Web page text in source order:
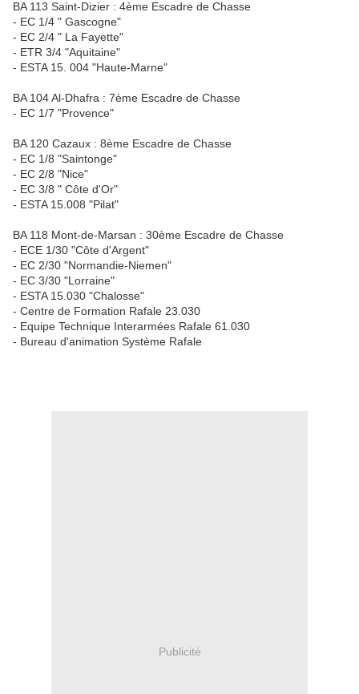
BA 113 Saint-Dizier : 4ème Escadre de Chasse
- EC 1/4 " Gascogne"
- EC 2/4 " La Fayette"
- ETR 3/4 "Aquitaine"
- ESTA 15. 004 "Haute-Marne"
BA 104 Al-Dhafra : 7ème Escadre de Chasse
- EC 1/7 "Provence"
BA 120 Cazaux : 8ème Escadre de Chasse
- EC 1/8 "Saintonge"
- EC 2/8 "Nice"
- EC 3/8 " Côte d'Or"
- ESTA 15.008 "Pilat"
BA 118 Mont-de-Marsan : 30ème Escadre de Chasse
- ECE 1/30 "Côte d'Argent"
- EC 2/30 "Normandie-Niemen"
- EC 3/30 "Lorraine"
- ESTA 15.030 "Chalosse"
- Centre de Formation Rafale 23.030
- Equipe Technique Interarmées Rafale 61.030
- Bureau d'animation Système Rafale
Publicité